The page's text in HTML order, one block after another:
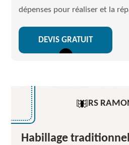
dépenses pour réaliser et la
DEVIS GRATUIT
RS
Habillage